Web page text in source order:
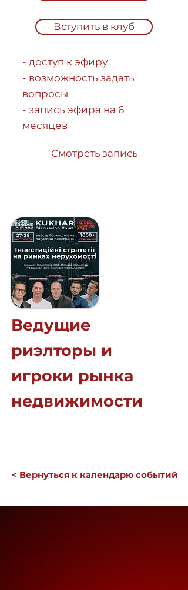
Вступить в клуб
- доступ к эфиру
- возможность задать
вопросы
- запись эфира на 6
месяцев
Смотреть запись
Ведущие
риэлторы и
игроки рынка
недвижимости
< Вернуться к календарю событий